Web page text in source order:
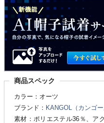
商品スペック
カラー：オーツ
ブランド： KANGOL（カンゴー
素材：ポリエステル36％、ア